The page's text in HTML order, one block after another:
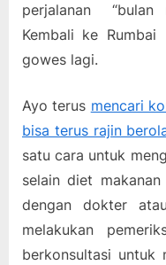
perjalanan “bulan
Kembali ke
gowes lagi.
Ayo terus mencari
bisa terus rajin
satu cara untuk
selain diet
dengan dokter
melakukan
berkonsultasi untuk